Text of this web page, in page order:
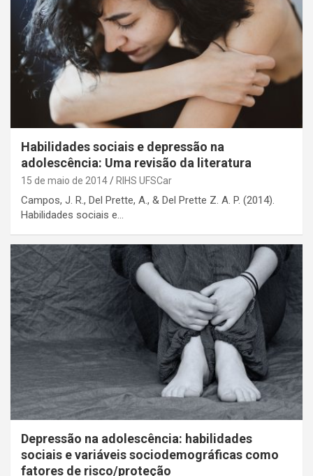
Habilidades sociais e depressão na
adolescência: Uma revisão da literatura
15 de maio de 2014 RIHS UFSCar
Campos, J. R., Del Prette, A., & Del Prette Z. A. P. (2014).
Habilidades sociais e…
Depressão na adolescência: habilidades
sociais e variáveis sociodemográficas como
fatores de risco/proteção